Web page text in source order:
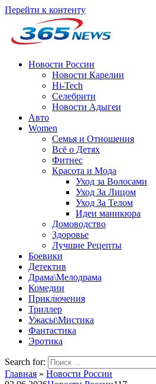
Перейти к контенту
Новости России
Новости Карелии
Hi-Tech
Селебрити
Новости Адыгеи
Авто
Women
Семья и Отношения
Всё о Детях
Фитнес
Красота и Мода
Уход за Волосами
Уход За Лицом
Уход За Телом
Идеи маникюра
Домоводство
Здоровье
Лучшие Рецепты
Боевики
Детектив
Драма\Мелодрама
Комедии
Приключения
Триллер
Ужасы\Мистика
Фантастика
Эротика
Search for:
Главная » Новости России